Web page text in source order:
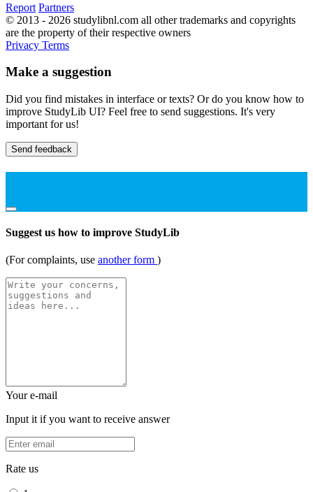
Report Partners
© 2013 - 2026 studylibnl.com all other trademarks and copyrights
are the property of their respective owners
Privacy Terms
Make a suggestion
Did you find mistakes in interface or texts? Or do you know how to
improve StudyLib UI? Feel free to send suggestions. It's very
important for us!
Send feedback
Suggest us how to improve StudyLib
(For complaints, use another form )
Your e-mail
Input it if you want to receive answer
Rate us